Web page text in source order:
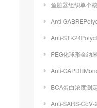
鱼脏器组织单个
Anti-
Anti-
PEG化球形金纳
Anti-
BCA蛋白浓度测
Anti-SARS-CoV-